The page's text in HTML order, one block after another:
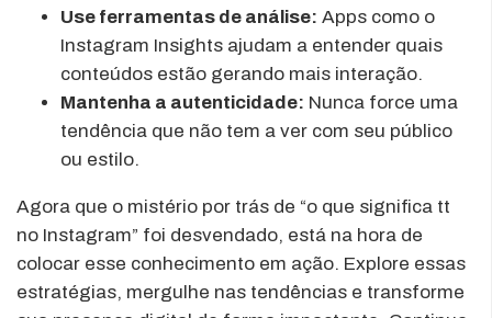
Use ferramentas de análise: Apps como o
Instagram Insights ajudam a entender quais
conteúdos estão gerando mais interação.
Mantenha a autenticidade: Nunca force uma
tendência que não tem a ver com seu público
ou estilo.
Agora que o mistério por trás de “o que significa tt
no Instagram” foi desvendado, está na hora de
colocar esse conhecimento em ação. Explore essas
estratégias, mergulhe nas tendências e transforme